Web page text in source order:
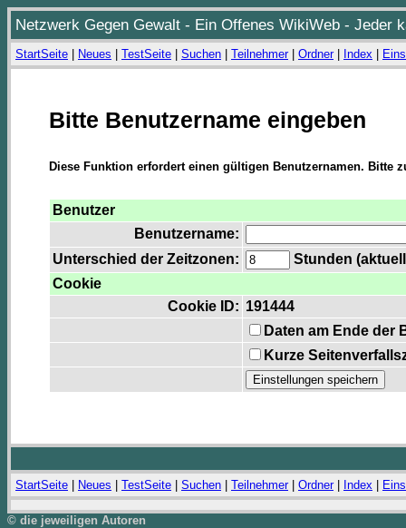
Netzwerk Gegen Gewalt - Ein Offenes WikiWeb - Jeder
StartSeite Neues TestSeite Suchen Teilnehmer| Ordner| Index
Bitte Benutzername eingeben
Diese Funktion erfordert einen gültigen Benutzernamen. Bitte
Benutzer
Benutzername:
Unterschied der Zeitzonen:
Stunden
Cookie
Cookie ID: 191444
Daten am Ende der
Kurze
StartSeite Neues TestSeite Suchen Teilnehmer| Ordner| Index
© die jeweiligen Autoren